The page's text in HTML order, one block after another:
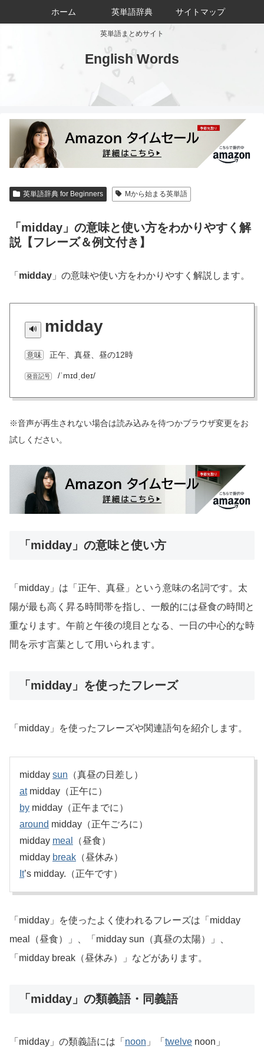
英単語まとめサイト
English Words
ホーム 英単語辞典 サイトマップ
英単語辞典 for Beginners Mから始まる英単語
「midday」の意味と使い方をわかりやすく解
説【フレーズ＆例文付き】
「 midday 」の意味や使い方をわかりやすく解説します。
midday
意味 正午、真昼、昼の12時
発音記号 /ˈmɪdˌdeɪ/
※音声が再生されない場合は読み込みを待つかブラウザ変更をお
試しください。
「midday」の意味と使い方
「midday」は「正午、真昼」という意味の名詞です。太
陽が最も高く昇る時間帯を指し、一般的には昼食の時間と
重なります。午前と午後の境目となる、一日の中心的な時
間を示す言葉として用いられます。
「midday」を使ったフレーズ
「midday」を使ったフレーズや関連語句を紹介します。
midday sun （真昼の日差し）
atmidday（正午に）
by midday（正午までに）
around midday（正午ごろに）
midday meal
（昼食）
midday break （昼休み）
It’s midday.（正午です）
「midday」を使ったよく使われるフレーズは「midday
meal（昼食）」、「midday sun（真昼の太陽）」、
「midday break（昼休み）」などがあります。
「midday」の類義語・同義語
「midday」の類義語には「 noon 」「 twelve noon」